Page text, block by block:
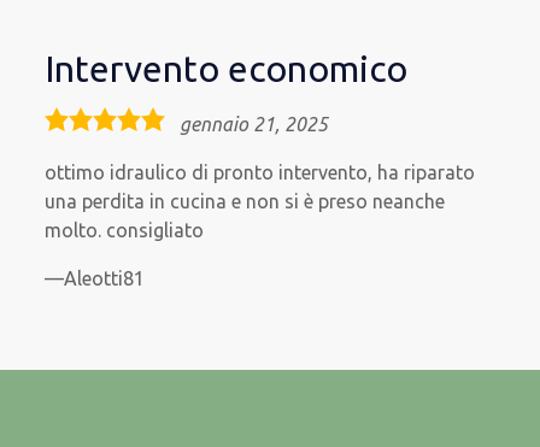
Intervento economico
5,0
gennaio 21, 2025
ottimo idraulico di pronto intervento, ha riparato
una perdita in cucina e non si è preso neanche
molto. consigliato
Aleotti81